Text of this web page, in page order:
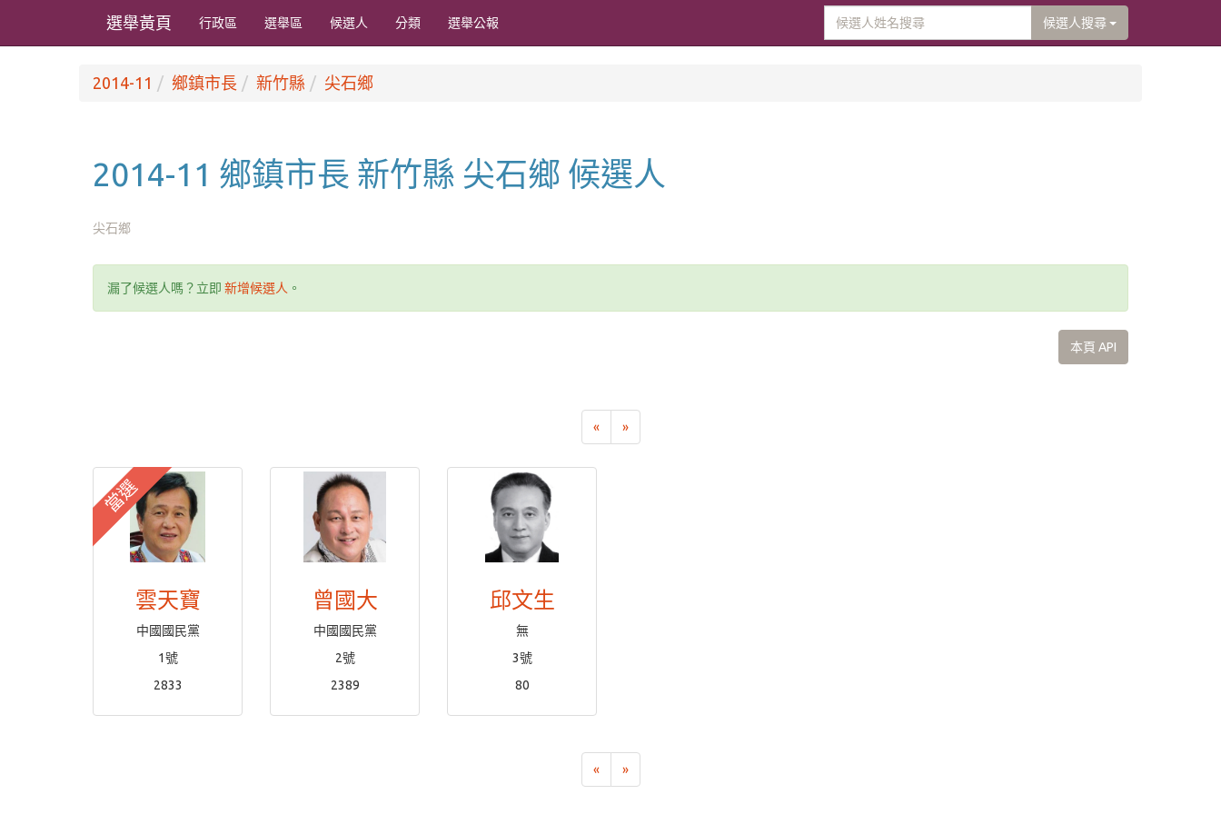
選舉黃頁 行政區 選舉區 候選人 分類 選舉公報 候選人搜尋
2014-11 鄉鎮市長 新竹縣 尖石鄉
2014-11 鄉鎮市長 新竹縣 尖石鄉 候選人
尖石鄉
漏了候選人嗎？立即 新增候選人 。
本頁 API
« »
當選
雲天寶
中國國民黨
1號
2833
曾國大
中國國民黨
2號
2389
邱文生
無
3號
80
« »